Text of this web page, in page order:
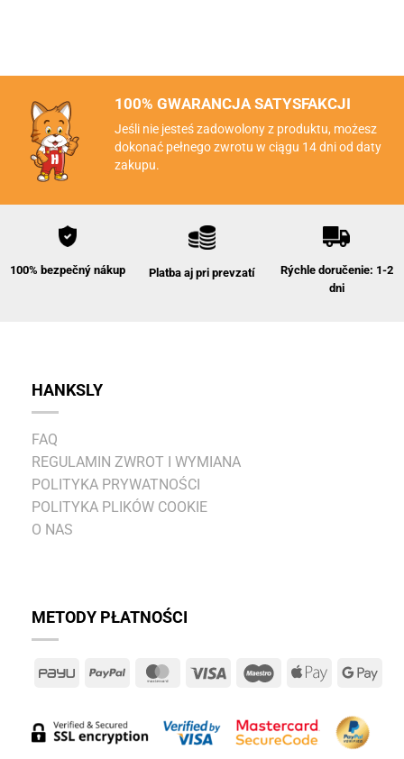
100% GWARANCJA SATYSFAKCJI
Jeśli nie jesteś zadowolony z produktu, możesz
dokonać pełnego zwrotu w ciągu 14 dni od daty
zakupu.
100% bezpečný nákup Platba aj pri prevzatí
Rýchle doručenie: 1-2
dni
HANKSLY
FAQ
REGULAMIN ZWROT I WYMIANA
POLITYKA PRYWATNOŚCI
POLITYKA PLIKÓW COOKIE
O NAS
METODY PŁATNOŚCI
PayU PayPal MasterCard
Visa MaestroApple